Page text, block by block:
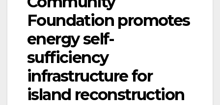
Foundation promotes
energy self-
sufficiency
infrastructure for
island reconstruction